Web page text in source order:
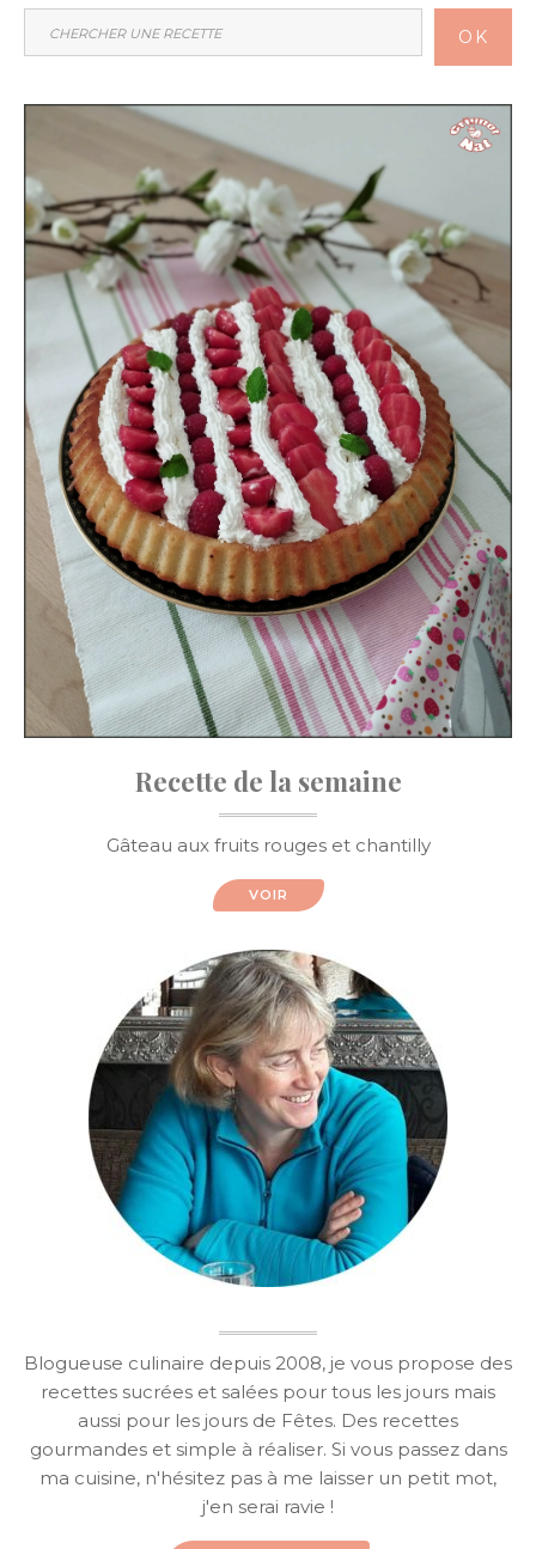
OK
Recette de la semaine
Gâteau aux fruits rouges et chantilly
VOIR
Blogueuse culinaire depuis 2008, je vous propose des
recettes sucrées et salées pour tous les jours mais
aussi pour les jours de Fêtes. Des recettes
gourmandes et simple à réaliser. Si vous passez dans
ma cuisine, n'hésitez pas à me laisser un petit mot,
j'en serai ravie !